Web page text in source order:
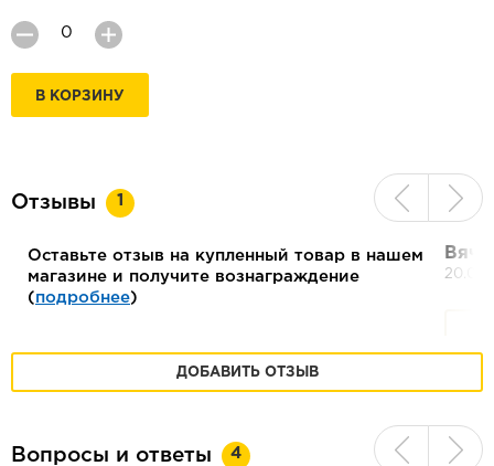
В КОРЗИНУ
Отзывы 1
Оставьте отзыв на купленный товар в нашем
магазине и получите вознаграждение
(подробнее)
ДОБАВИТЬ ОТЗЫВ
Вопросы и ответы 4